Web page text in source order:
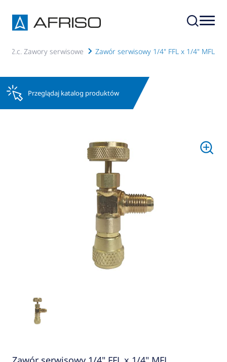
2.02.c. Zawory serwisowe Zawór serwisowy 1/4" FFL x 1/4" MFL
Przeglądaj katalog produktów